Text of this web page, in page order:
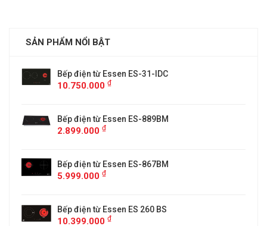
SẢN PHẨM NỔI BẬT
Bếp điện từ Essen ES-31-IDC
10.750.000 ₫
Bếp điện từ Essen ES-889BM
2.899.000 ₫
Bếp điện từ Essen ES-867BM
5.999.000 ₫
Bếp điện từ Essen ES 260 BS
10.399.000 ₫